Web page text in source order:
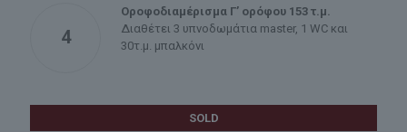
4
Οροφοδιαμέρισμα Γ’ ορόφου 153 τ.μ.
Διαθέτει 3 υπνοδωμάτια master, 1 WC και
30τ.μ. μπαλκόνι
SOLD